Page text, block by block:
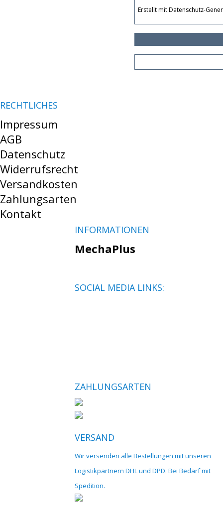
Erstellt mit Datenschutz-
RECHTLICHES
Impressum
AGB
Datenschutz
Widerrufsrecht
Versandkosten
Zahlungsarten
Kontakt
INFORMATIONEN
MechaPlus
SOCIAL MEDIA LINKS:
ZAHLUNGSARTEN
VERSAND
Wir versenden alle Bestellungen mit unseren
Logistikpartnern DHL und DPD. Bei Bedarf mit
Spedition.